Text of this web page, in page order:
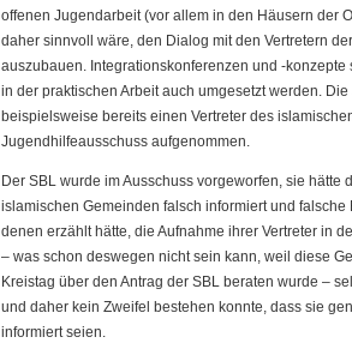
offenen Jugendarbeit (vor allem in den Häusern der
daher sinnvoll wäre, den Dialog mit den Vertretern
auszubauen. Integrationskonferenzen und -
in der praktischen Arbeit auch umgesetzt werden.
beispielsweise bereits einen Vertreter des
Jugendhilfeausschuss aufgenommen.
Der SBL wurde im Ausschuss vorgeworfen, sie hätte
islamischen Gemeinden falsch informiert und falsche
denen erzählt hätte, die Aufnahme ihrer Vertreter in
– was schon deswegen nicht sein kann, weil diese
Kreistag über den Antrag der SBL beraten wurde –
und daher kein Zweifel bestehen konnte, dass sie
informiert seien.